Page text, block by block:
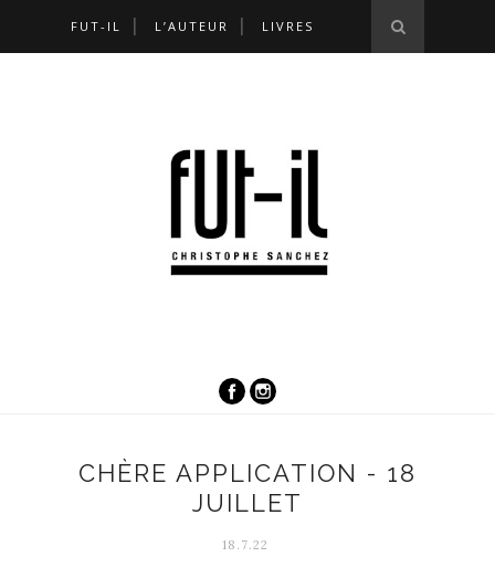
FUT-IL L’AUTEUR LIVRES
CHÈRE APPLICATION - 18
JUILLET
18.7.22